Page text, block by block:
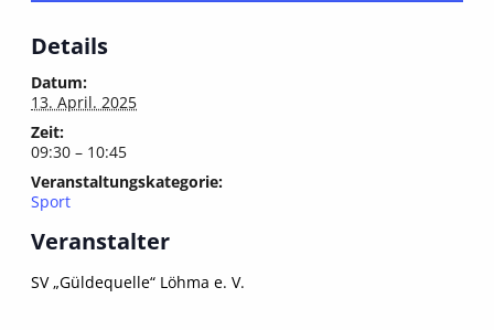
Details
Datum:
13. April. 2025
Zeit:
09:30 – 10:45
Veranstaltungskategorie:
Sport
Veranstalter
SV „Güldequelle“ Löhma e. V.